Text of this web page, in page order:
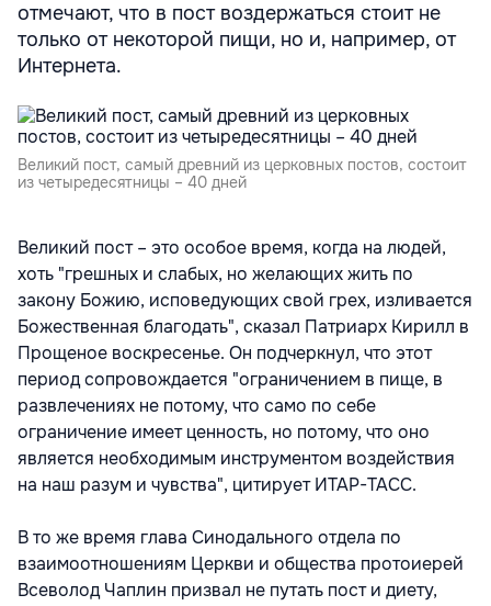
отмечают, что в пост воздержаться стоит не
только от некоторой пищи, но и, например, от
Интернета.
Великий пост, самый древний из церковных постов, состоит
из четыредесятницы – 40 дней
Великий пост – это особое время, когда на людей,
хоть "грешных и слабых, но желающих жить по
закону Божию, исповедующих свой грех, изливается
Божественная благодать", сказал Патриарх Кирилл в
Прощеное воскресенье. Он подчеркнул, что этот
период сопровождается "ограничением в пище, в
развлечениях не потому, что само по себе
ограничение имеет ценность, но потому, что оно
является необходимым инструментом воздействия
на наш разум и чувства", цитирует ИТАР-ТАСС.
В то же время глава Синодального отдела по
взаимоотношениям Церкви и общества протоиерей
Всеволод Чаплин призвал не путать пост и диету,